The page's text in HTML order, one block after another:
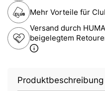
Mehr Vorteile für
Versand durch
beigelegtem
Produktbeschreibung